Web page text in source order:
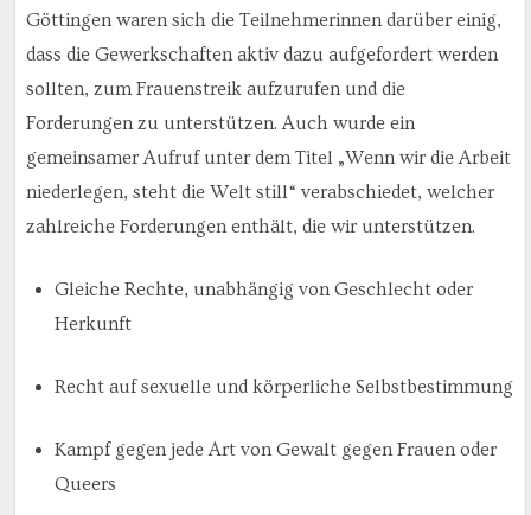
Göttingen waren sich die Teilnehmerinnen darüber einig,
dass die Gewerkschaften aktiv dazu aufgefordert werden
sollten, zum Frauenstreik aufzurufen und die
Forderungen zu unterstützen. Auch wurde ein
gemeinsamer Aufruf unter dem Titel „Wenn wir die Arbeit
niederlegen, steht die Welt still“ verabschiedet, welcher
zahlreiche Forderungen enthält, die wir unterstützen.
Gleiche Rechte, unabhängig von Geschlecht oder
Herkunft
Recht auf sexuelle und körperliche Selbstbestimmung
Kampf gegen jede Art von Gewalt gegen Frauen oder
Queers